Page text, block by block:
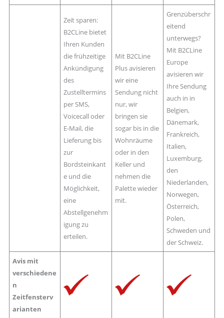
Zeit sparen:
B2CLine bietet
Ihren Kunden
die frühzeitige
Ankündigung
des
Zustelltermins
per SMS,
Voicecall oder
E-Mail, die
Lieferung bis
zur
Bordsteinkant
e und die
Möglichkeit,
eine
Abstellgenehm
igung zu
erteilen.
Mit B2CLine
Plus avisieren
wir eine
Sendung nicht
nur, wir
bringen sie
sogar bis in die
Wohnräume
oder in den
Keller und
nehmen die
Palette wieder
mit.
Grenzüberschr
eitend
unterwegs?
Mit B2CLine
Europe
avisieren wir
Ihre Sendung
auch in in
Belgien,
Dänemark,
Frankreich,
Italien,
Luxemburg,
den
Niederlanden,
Norwegen,
Österreich,
Polen,
Schweden und
der Schweiz.
Avis mit
verschiedene
n
Zeitfensterv
arianten